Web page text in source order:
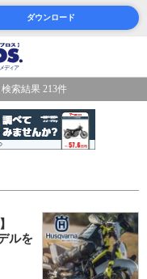
ダウンロード
検索結果 213件
ルを